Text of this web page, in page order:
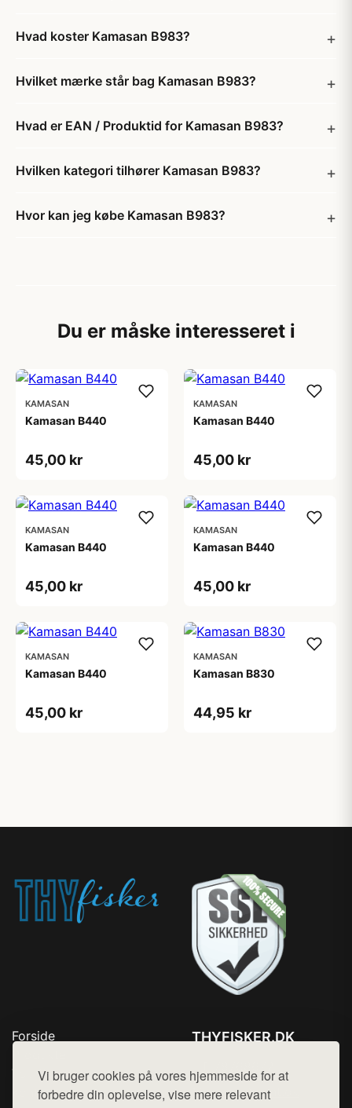
Vi bruger cookies på vores hjemmeside for at
forbedre din oplevelse, vise mere relevant
Hvad koster Kamasan B983?
Hvilket mærke står bag Kamasan B983?
Hvad er EAN / Produktid for Kamasan B983?
Hvilken kategori tilhører Kamasan B983?
Hvor kan jeg købe Kamasan B983?
Du er måske interesseret i
KAMASAN
Kamasan B440
45,00 kr
KAMASAN
Kamasan B440
45,00 kr
KAMASAN
Kamasan B440
45,00 kr
KAMASAN
Kamasan B440
45,00 kr
KAMASAN
Kamasan B440
45,00 kr
KAMASAN
Kamasan B830
44,95 kr
Forside
Top Rabatter
Kontakt
THYFISKER.DK
Mail: hej@want.dk